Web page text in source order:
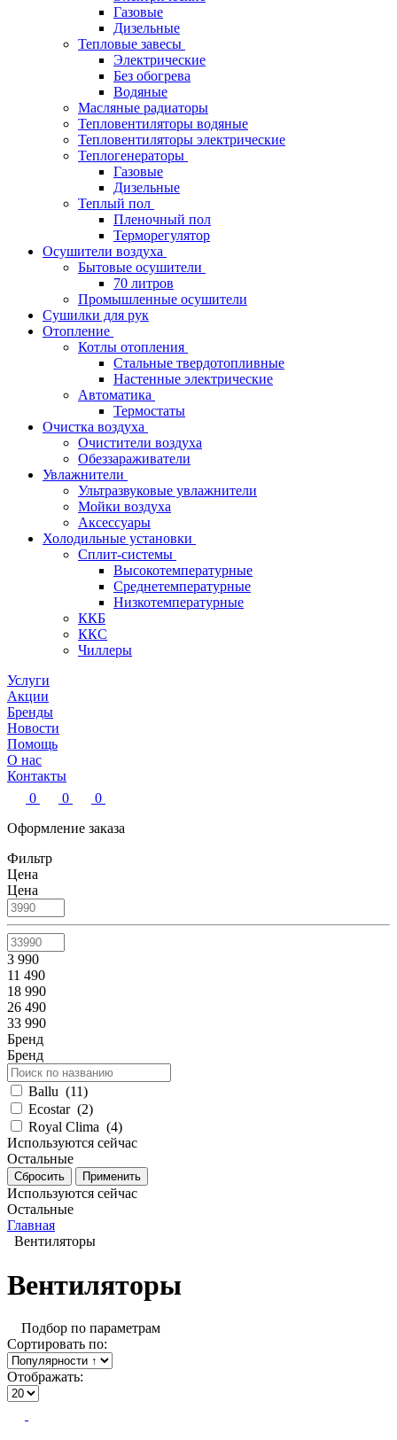
Газовые
Дизельные
Тепловые завесы
Электрические
Без обогрева
Водяные
Масляные радиаторы
Тепловентиляторы водяные
Тепловентиляторы электрические
Теплогенераторы
Газовые
Дизельные
Теплый пол
Пленочный пол
Терморегулятор
Осушители воздуха
Бытовые осушители
70 литров
Промышленные осушители
Сушилки для рук
Отопление
Котлы отопления
Стальные твердотопливные
Настенные электрические
Автоматика
Термостаты
Очистка воздуха
Очистители воздуха
Обеззараживатели
Увлажнители
Ультразвуковые увлажнители
Мойки воздуха
Аксессуары
Холодильные установки
Сплит-системы
Высокотемпературные
Среднетемпературные
Низкотемпературные
ККБ
ККС
Чиллеры
Услуги
Акции
Бренды
Новости
Помощь
О нас
Контакты
0
0
0
Оформление заказа
Фильтр
Цена
Цена
3 990
11 490
18 990
26 490
33 990
Бренд
Бренд
Ballu (11)
Ecostar (2)
Royal Clima (4)
Используются сейчас
Остальные
Используются сейчас
Остальные
Главная
Вентиляторы
Вентиляторы
Подбор по параметрам
Сортировать по:
Отображать: